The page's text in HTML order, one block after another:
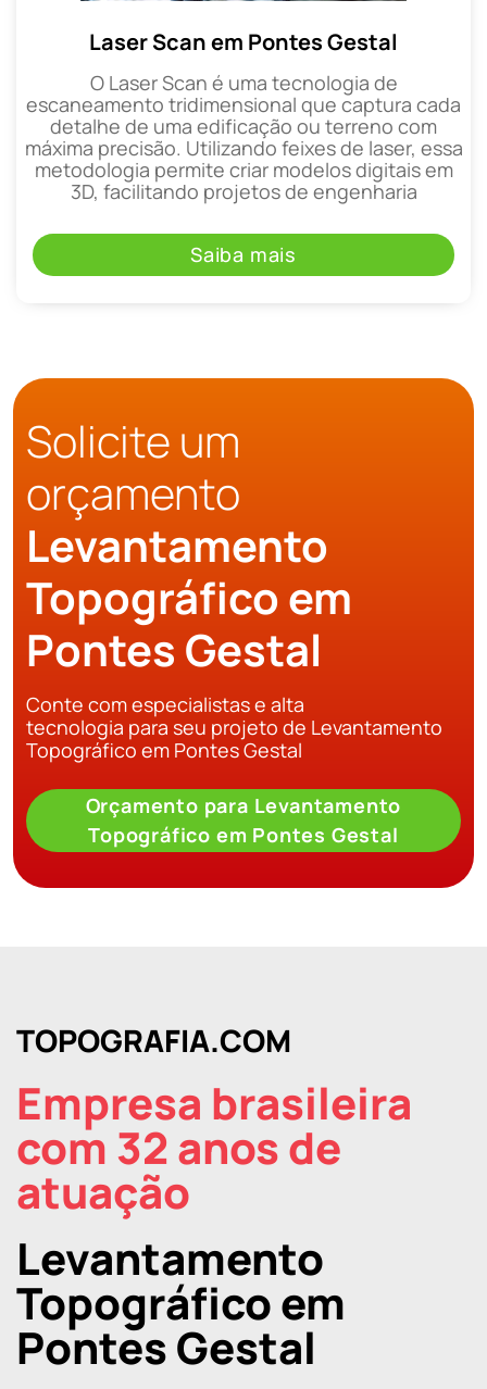
Laser Scan em Pontes Gestal
O Laser Scan é uma tecnologia de
escaneamento tridimensional que captura cada
detalhe de uma edificação ou terreno com
máxima precisão. Utilizando feixes de laser, essa
metodologia permite criar modelos digitais em
3D, facilitando projetos de engenharia
Saiba mais
Solicite um
orçamento
Levantamento
Topográfico em
Pontes Gestal
Conte com especialistas e alta
tecnologia para seu projeto de Levantamento
Topográfico em Pontes Gestal
Orçamento para Levantamento
Topográfico em Pontes Gestal
TOPOGRAFIA.COM
Empresa brasileira
com 32 anos de
atuação
Levantamento
Topográfico em
Pontes Gestal